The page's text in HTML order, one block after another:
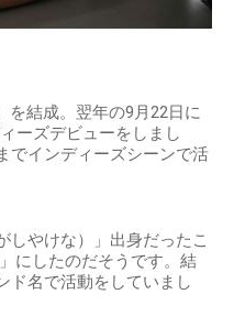
を結成。翌年の9月22日に
ーズデビューをしまし
でインディーズシーンで活
しやけな）」出身だったこ
にしたのだそうです。結
ド名で活動をしていまし